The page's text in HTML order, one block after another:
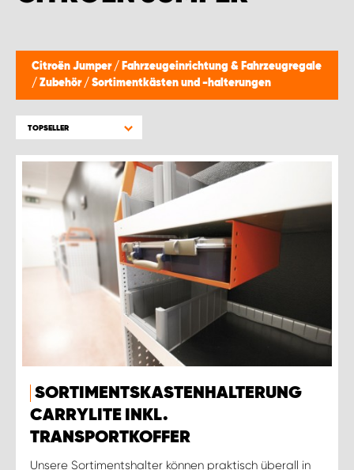
Citroën Jumper / Fahrzeugeinrichtung & Fahrzeugregale
/ Zubehör / Sortimentkästen und -halterungen
TOPSELLER
SORTIMENTSKASTENHALTERUNG
CARRYLITE INKL.
TRANSPORTKOFFER
Unsere Sortimentshalter können praktisch überall in
WORK SYSTEM BRÜSSEL
WORK SYSTEM LIMBURG-KEMPEN
WORK SYSTEM WORK SYSTEM BRÜGGE